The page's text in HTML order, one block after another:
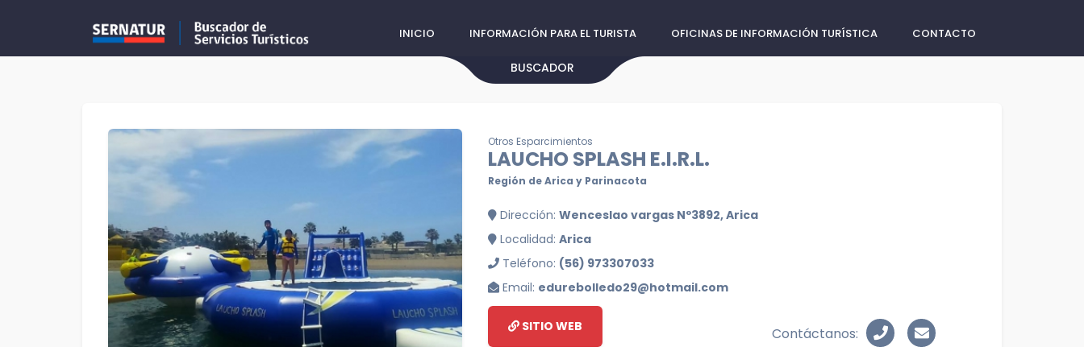
INICIO INFORMACIÓN PARA EL TURISTA OFICINAS DE INFORMACIÓN TURÍSTICA CONTACTO
BUSCADOR
Otros Esparcimientos
LAUCHO SPLASH E.I.R.L.
Región de Arica y Parinacota
Dirección: Wenceslao vargas Nº3892, Arica
Localidad: Arica
Teléfono: (56) 973307033
Email: edurebolledo29@hotmail.com
SITIO WEB Contáctanos: